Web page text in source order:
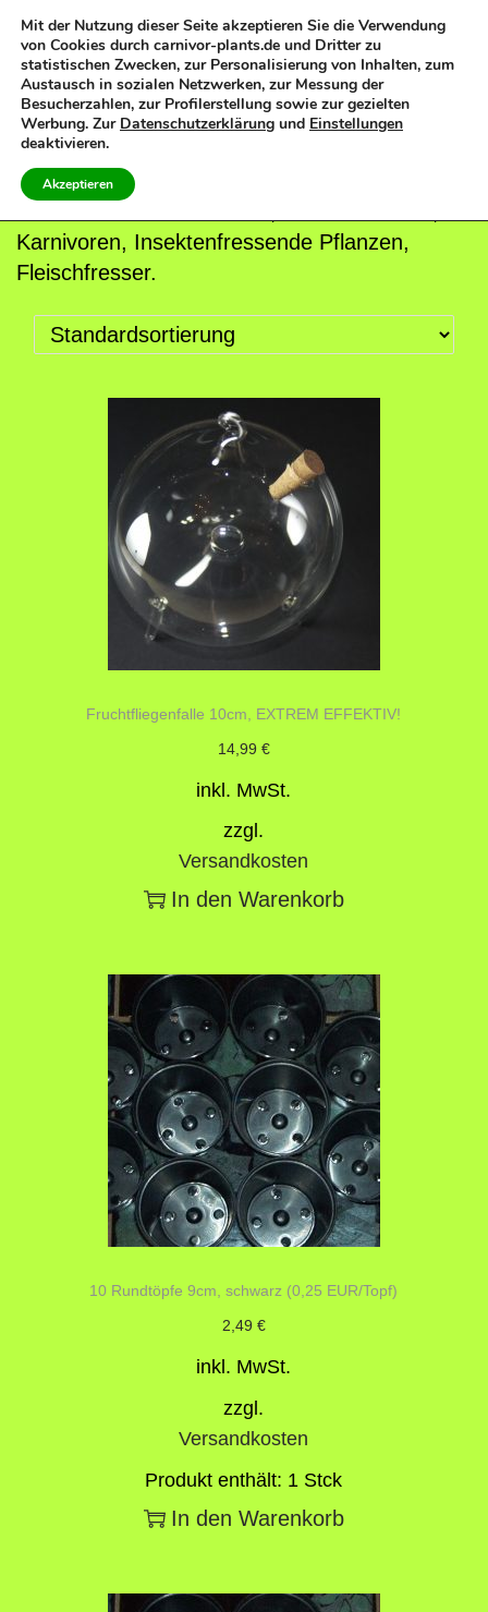
S
k
i
o
n
v
i
t
i
n
S
k
i
o
c
n
t
t
Karnivoren, Insektenfressende Pflanzen,
Fleischfresser.
Fruchtfliegenfalle 10cm, EXTREM EFFEKTIV!
14,99 €
inkl. MwSt.
zzgl.
Versandkosten
In den Warenkorb
10 Rundtöpfe 9cm, schwarz (0,25 EUR/Topf)
2,49 €
inkl. MwSt.
zzgl.
Versandkosten
Produkt enthält: 1 Stck
In den Warenkorb
Mit der Nutzung dieser Seite akzeptieren Sie die Verwendung
von Cookies durch carnivor-plants.de und Dritter zu
statistischen Zwecken, zur Personalisierung von Inhalten, zum
Austausch in sozialen Netzwerken, zur Messung der
Besucherzahlen, zur Profilerstellung sowie zur gezielten
Werbung. Zur Datenschutzerklärung und Einstellungen
deaktivieren.
Akzeptieren